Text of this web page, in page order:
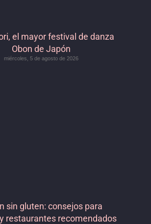
el mayor festival de danza
Obon de Japón
miércoles, 5 de agosto de 2026
sin gluten: consejos para
restaurantes recomendados